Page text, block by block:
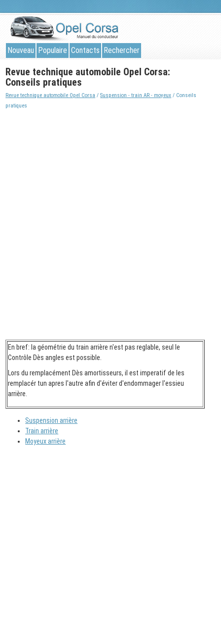
Nouveau Populaire Contacts Rechercher
Revue technique automobile Opel Corsa:
Conseils pratiques
Revue technique automobile Opel Corsa /Suspension - train AR - moyeux / Conseils
pratiques
En bref: la géométrie du train arrière n'est pas reglable, seul le
Contrôle Dès angles est possible.
Lors du remplacément Dès amortisseurs, il est imperatif de les
remplacér tun apres l'autre afin d'éviter d'endommager l'essieu
arrière.
Suspension arrière
Train arrière
Moyeux arrière